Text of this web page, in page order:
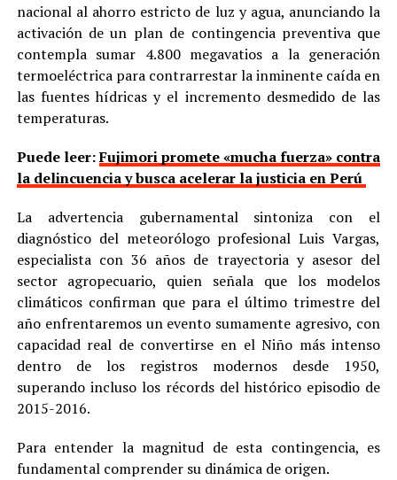
nacional al ahorro estricto de luz y agua, anunciando la
activación de un plan de contingencia preventiva que
contempla sumar 4.800 megavatios a la generación
termoeléctrica para contrarrestar la inminente caída en
las fuentes hídricas y el incremento desmedido de las
temperaturas.
Puede leer:Fujimori promete «mucha fuerza» contra
la delincuencia y busca acelerar la justicia en Perú
La advertencia gubernamental sintoniza con el
diagnóstico del meteorólogo profesional Luis Vargas,
especialista con 36 años de trayectoria y asesor del
sector agropecuario, quien señala que los modelos
climáticos confirman que para el último trimestre del
año enfrentaremos un evento sumamente agresivo, con
capacidad real de convertirse en el Niño más intenso
dentro de los registros modernos desde 1950,
superando incluso los récords del histórico episodio de
2015-2016.
Para entender la magnitud de esta contingencia, es
fundamental comprender su dinámica de origen.